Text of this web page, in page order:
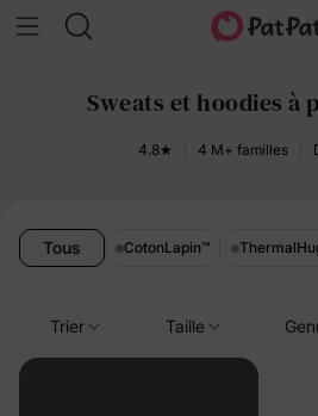
Sweats et hoodies à
4.8★ 4 M+ familles
Tous CotonLapin™
Trier Taille